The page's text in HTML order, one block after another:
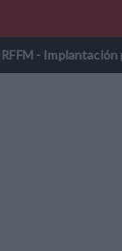
progresiva de la